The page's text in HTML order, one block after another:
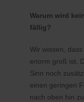
Warum wird
fällig?
Wir wissen,
enorm groß ist.
Sinn noch
einen geringen
nach oben hin